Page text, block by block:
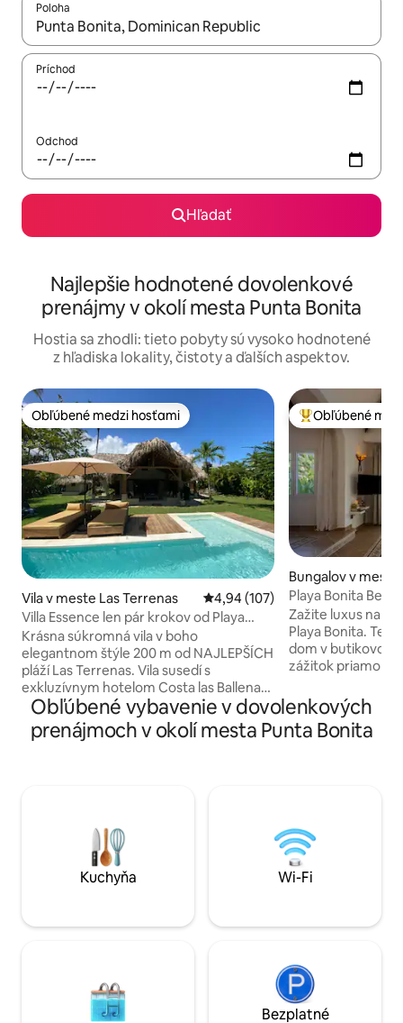
Poloha
Keď budú výsledky k dispozícii, môžete si ich prechádzať
Príchod
Odchod
Hľadať
Najlepšie hodnotené dovolenkové
prenájmy v okolí mesta Punta Bonita
Hostia sa zhodli: tieto pobyty sú vysoko hodnotené
z hľadiska lokality, čistoty a ďalších aspektov.
Obľúbené medzi hosťami
Obľúbené medzi hosťami
Vila v meste Las Terrenas Priemerné ohodnotenie 4,94 z
4,94 (107)
Villa Essence len pár krokov od Playa
Bonita
Krásna súkromná vila v boho
elegantnom štýle 200 m od NAJLEPŠÍCH
pláží Las Terrenas. Vila susedí s
exkluzívnym hotelom Costa las Ballenas.
Ide o súkromný obytný dom s 24-
hodinovou bezpečnostnou službou a
priamym prístupom na pláž. Dom má 3
pohovkou ( 2 x dvojlôžko), čo vytvára
veľkú relaxačnú zónu s 52-palcovou
televíziou s inteligentnou televíziou. Na
prízemí je kúpeľňa s WC. K dispozícii je
Najobľúbenejšie
Obľúbené
Bungalov v meste
nas
Playa Bonita
oceáne!
Zažite luxus
Playa Bonita.
dom v butikovom
zážitok priamo na
osoby) a
udržateľnosťou:
európskom štýle,
umývačkou riadu
pobyt.
Obľúbené vybavenie v dovolenkových
prenájmoch v okolí mesta Punta Bonita
Kuchyňa Wi-Fi
Bezplatné